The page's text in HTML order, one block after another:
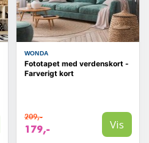
WONDA
Fototapet med verdenskort -
Farverigt kort
209,-
179,- Vis